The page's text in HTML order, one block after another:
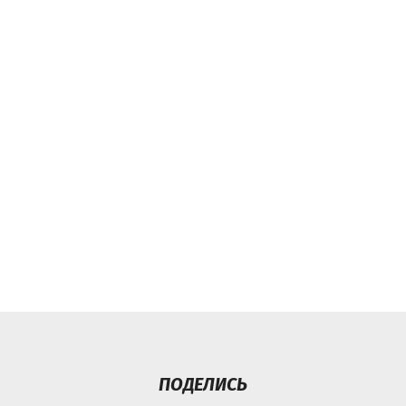
ПОДЕЛИСЬ